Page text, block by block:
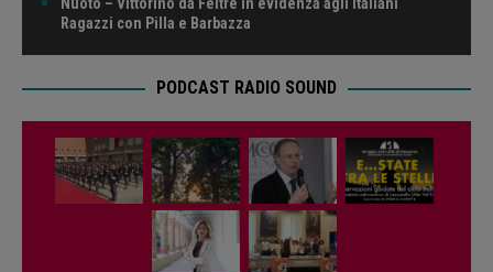
Ragazzi con Pilla e Barbazza
PODCAST RADIO SOUND